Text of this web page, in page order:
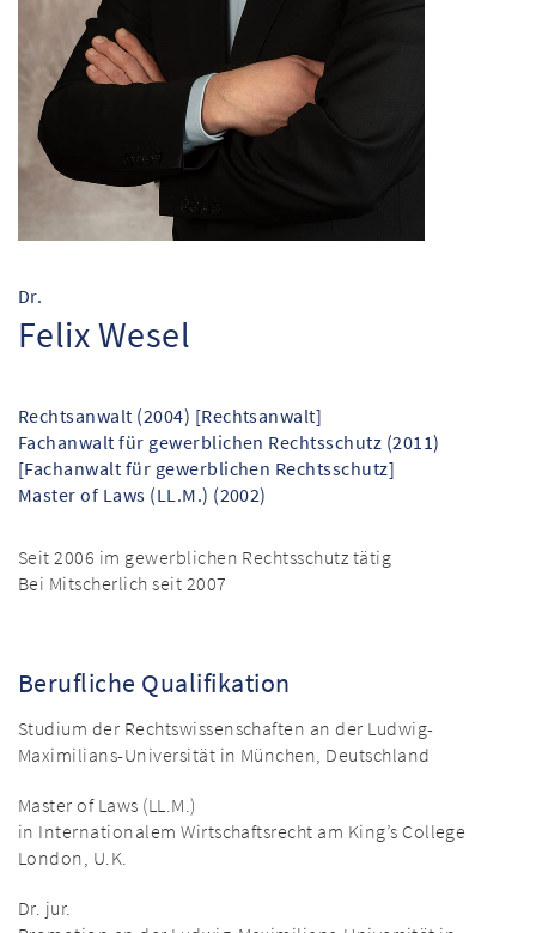
Dr.
Felix Wesel
Rechtsanwalt (2004) [Rechtsanwalt]
Fachanwalt für gewerblichen Rechtsschutz (2011)
[Fachanwalt für gewerblichen Rechtsschutz]
Master of Laws (LL.M.) (2002)
Seit 2006 im gewerblichen Rechtsschutz tätig
Bei Mitscherlich seit 2007
Berufliche Qualifikation
Studium der Rechtswissenschaften an der Ludwig-
Maximilians-Universität in München, Deutschland
Master of Laws (LL.M.)
in Internationalem Wirtschaftsrecht am King’s College
London, U.K.
Dr. jur.